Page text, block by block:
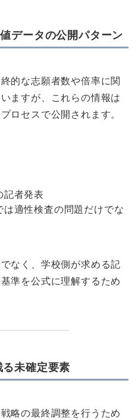
データの公開パターン
的な志願者数や倍率に関
ますが、これらの情報は
ロセスで公開されます。
記者発表
適性検査の問題だけでな
なく、学校側が求める記
準を公式に理解するため
未確定要素
略の最終調整を行うため